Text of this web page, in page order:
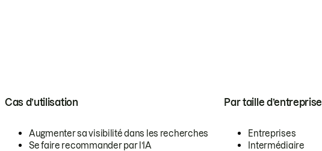
Cas d’utilisation
Augmenter sa visibilité dans les recherches
Se faire recommander par l’IA
Par taille d’entreprise
Entreprises
Intermédiaire